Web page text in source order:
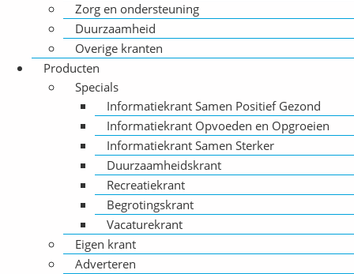
Zorg en ondersteuning
Duurzaamheid
Overige kranten
Producten
Specials
Informatiekrant Samen Positief Gezond
Informatiekrant Opvoeden en Opgroeien
Informatiekrant Samen Sterker
Duurzaamheidskrant
Recreatiekrant
Begrotingskrant
Vacaturekrant
Eigen krant
Adverteren